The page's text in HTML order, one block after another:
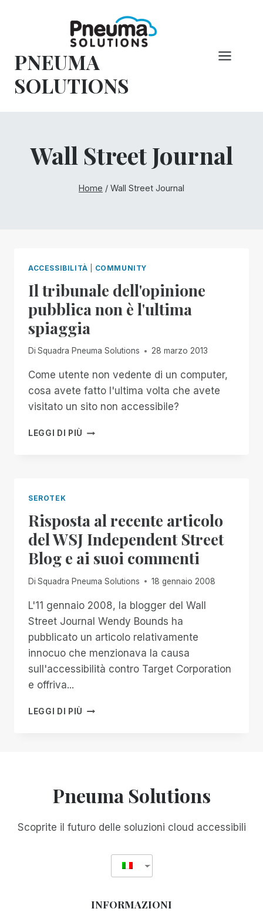
PNEUMA
SOLUTIONS
Wall Street Journal
Home / Wall Street Journal
ACCESSIBILITÀ COMMUNITY
Il tribunale dell'opinione
pubblica non è l'ultima
spiaggia
Di Squadra Pneuma Solutions 28 marzo 2013
Come utente non vedente di un computer,
cosa avete fatto l'ultima volta che avete
visitato un sito non accessibile?
LEGGI DI PIÙ IL
SPIAGGIA
SEROTEK
Risposta al recente articolo
del WSJ Independent Street
Blog e ai suoi commenti
Di Squadra Pneuma Solutions 18 gennaio 2008
L'11 gennaio 2008, la blogger del Wall
Street Journal Wendy Bounds ha
pubblicato un articolo relativamente
innocuo che menzionava la causa
sull'accessibilità contro Target Corporation
e offriva...
LEGGI DI PIÙ RISPOSTA
STREET
AI
COMMENTI
Pneuma Solutions
Scoprite il futuro delle soluzioni cloud accessibili
INFORMAZIONI